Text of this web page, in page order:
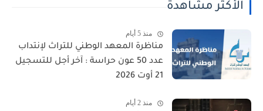
الأكثر مشاهدة
منذ 5 أيام
مناظرة المعهد الوطني للتراث لإنتداب
عدد 50 عون حراسة : آخر أجل للتسجيل
21 أوت 2026
منذ 2 أيام